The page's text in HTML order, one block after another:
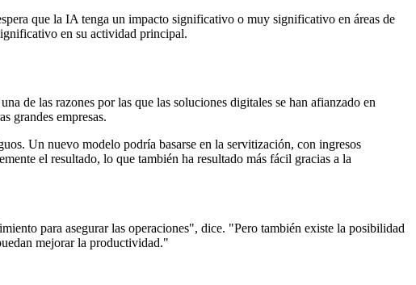
que la IA tenga un impacto significativo o muy significativo en áreas de
en su actividad principal.
de las razones por las que las soluciones digitales se han afianzado en
grandes empresas.
Un nuevo modelo podría basarse en la servitización, con ingresos
el resultado, lo que también ha resultado más fácil gracias a la
para asegurar las operaciones", dice. "Pero también existe la posibilidad
mejorar la productividad."